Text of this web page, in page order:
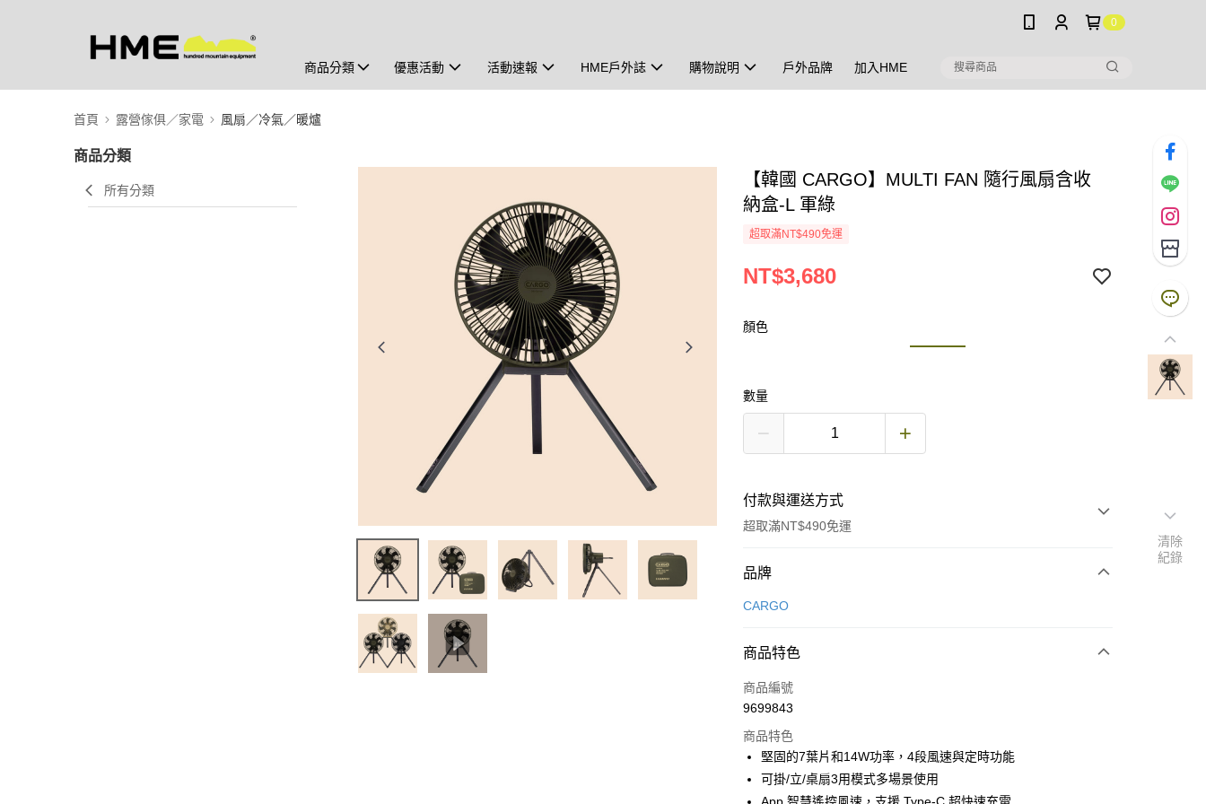
0
商品分類 優惠活動 活動速報 HME戶外誌 購物說明 戶外品牌 加入HME
首頁 露營傢俱／家電 風扇／冷氣／暖爐
商品分類
所有分類
【韓國 CARGO】MULTI FAN 隨行風扇含收
納盒-L 軍綠
超取滿NT$490免運
NT$3,680
顏色
數量
付款與運送方式
超取滿NT$490免運
付款方式
信用卡一次付款
合作金庫商業銀行
華南商業銀行
上海商業儲蓄銀行
國泰世華商業銀行
兆豐國際商業銀行
臺灣中小企業銀行
超商取貨付款
LINE Pay
Apple Pay
ATM付款
品牌
CARGO
商品特色
商品編號
9699843
商品特色
堅固的7葉片和14W功率，4段風速與定時功能
可掛/立/桌扇3用模式多場景使用
清除
紀錄